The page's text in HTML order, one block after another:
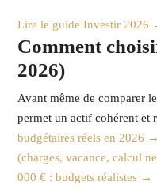
Lire le guide Investir 2026
Comment
2026)
Avant même de comparer
permet un actif cohérent et
budgétaires réels en 2026 →
(charges, vacance, calcul
000 € : budgets réalistes →